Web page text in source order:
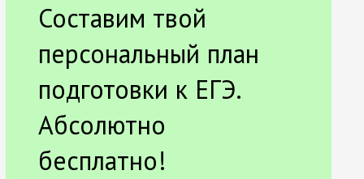
Составим твой
персональный план
подготовки к ЕГЭ.
Абсолютно
бесплатно!